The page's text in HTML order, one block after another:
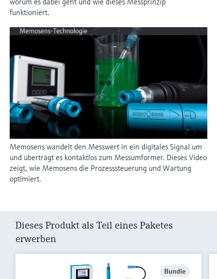
funktioniert.
Memosens wandelt den Messwert in ein digitales Signal um
und überträgt es kontaktlos zum Messumformer. Dieses Video
zeigt, wie Memosens die Prozesssteuerung und Wartung
optimiert.
Dieses Produkt als Teil eines Paketes
erwerben
Bundle